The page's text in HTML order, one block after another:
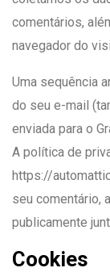
comentários,
navegador do
Uma sequência
do seu e-mail
enviada para o
A política de
https://
seu comentário,
publicamente
Cookies